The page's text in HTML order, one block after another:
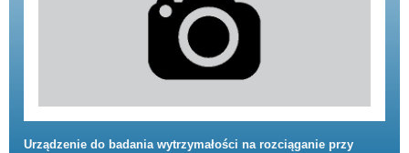
Urządzenie do badania wytrzymałości na rozciąganie przy